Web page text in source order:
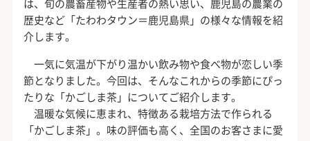
は、旬の農畜産物や生産者の熱い思い、鹿児島の農業の
歴史など「たわわタウン＝鹿児島県」の様々な情報を紹
介します。
一気に気温が下がり温かい飲み物や食べ物が恋しい季
節となりました。今回は、そんなこれからの季節にぴっ
たりな「かごしま茶」についてご紹介します。
温暖な気候に恵まれ、特徴ある栽培方法で作られる
「かごしま茶」。味の評価も高く、全国のお客さまに愛